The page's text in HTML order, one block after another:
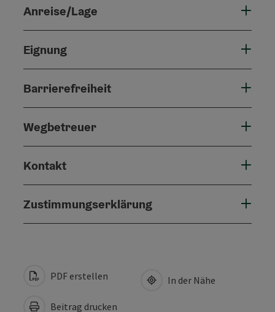
Anreise/Lage
Eignung
Barrierefreiheit
Wegbetreuer
Kontakt
Zustimmungserklärung
PDF erstellen
Beitrag drucken
In der Nähe